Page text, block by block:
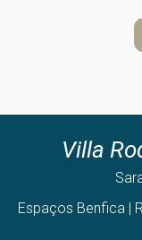
Villa
Espaços Benfica |